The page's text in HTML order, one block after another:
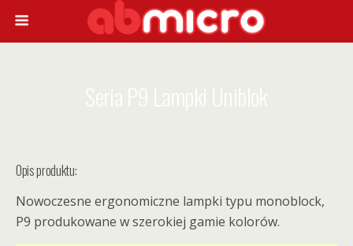
Opis produktu:
Nowoczesne ergonomiczne lampki typu monoblock,
P9 produkowane w szerokiej gamie kolorów.